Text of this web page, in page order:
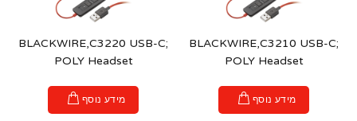
BLACKWIRE,C3210 USB-C;
POLY Headset
מידע נוסף
BLACKWIRE,C3220 USB-C;
POLY Headset
מידע נוסף